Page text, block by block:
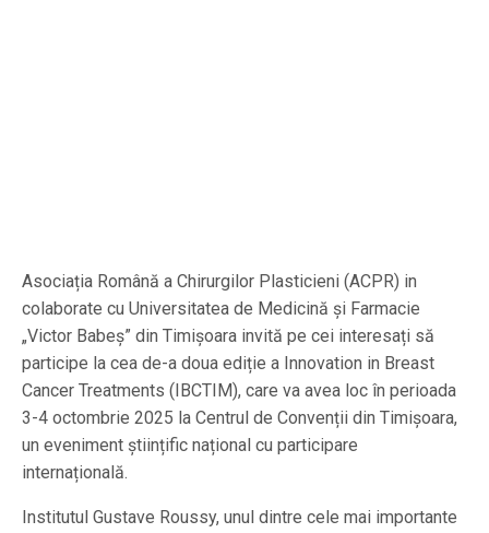
Asociația Română a Chirurgilor Plasticieni (ACPR) in
colaborate cu Universitatea de Medicină și Farmacie
„Victor Babeș” din Timișoara invită pe cei interesați să
participe la cea de-a doua ediție a Innovation in Breast
Cancer Treatments (IBCTIM), care va avea loc în perioada
3-4 octombrie 2025 la Centrul de Convenții din Timișoara,
un eveniment științific național cu participare
internațională.
Institutul Gustave Roussy, unul dintre cele mai importante